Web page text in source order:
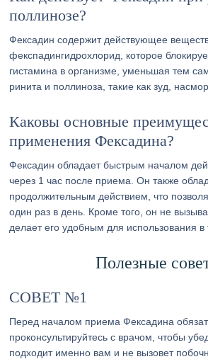
поллинозе?
Фексадин содержит действующее
фекспадингидрохлорид, которое
гистамина в организме, уменьшая тем
ринита и поллиноза, такие как зуд,
Каковы основные
применения Фексадина?
Фексадин обладает быстрым началом
через 1 час после приема. Он также
продолжительным действием, что
один раз в день. Кроме того, он не
делает его удобным для использования в
Полезные
СОВЕТ №1
Перед началом приема Фексадина
проконсультируйтесь с врачом, чтобы
подходит именно вам и не вызовет